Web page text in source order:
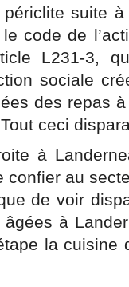
suite
code de
L231-3,
sociale
des repas
ceci
à
confier au
de voir
à
la cuisine